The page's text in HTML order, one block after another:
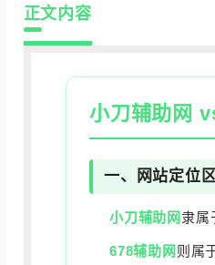
正文内容
小刀辅助网
一、网站定位
小刀辅助网隶属
678辅助网 则属